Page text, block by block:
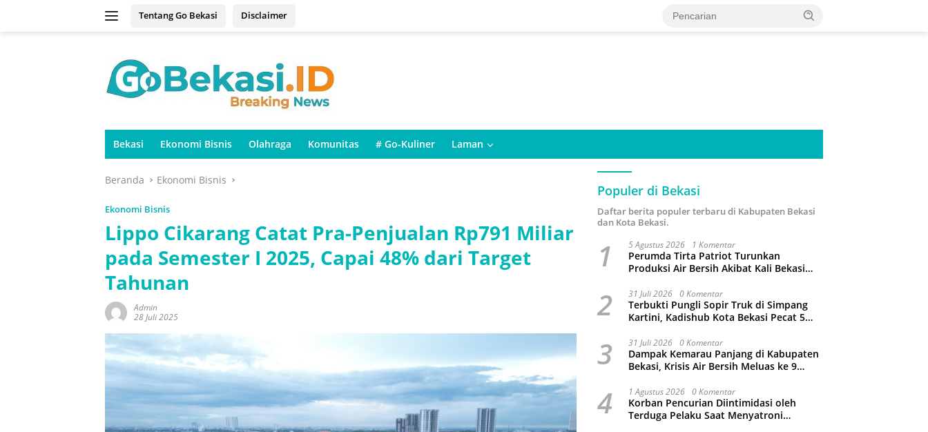
Tentang Go Bekasi Disclaimer
Bekasi Ekonomi Bisnis Olahraga Komunitas # Go-Kuliner Laman
Beranda Ekonomi Bisnis
Ekonomi Bisnis
Lippo Cikarang Catat Pra-Penjualan Rp791 Miliar
pada Semester I 2025, Capai 48% dari Target
Tahunan
Admin
28 Juli 2025
Populer di Bekasi
Daftar berita populer terbaru di Kabupaten Bekasi
dan Kota Bekasi.
1 5 Agustus 2026 1 Komentar
Perumda Tirta Patriot Turunkan
Produksi Air Bersih Akibat Kali Bekasi
2 31 Juli 2026 0 Komentar
Terbukti Pungli Sopir Truk di Simpang
Kartini, Kadishub Kota Bekasi Pecat 5
3 31 Juli 2026 0 Komentar
Dampak Kemarau Panjang di Kabupaten
Bekasi, Krisis Air Bersih Meluas ke 9
4 1 Agustus 2026 0 Komentar
Korban Pencurian Diintimidasi oleh
Terduga Pelaku Saat Menyatroni